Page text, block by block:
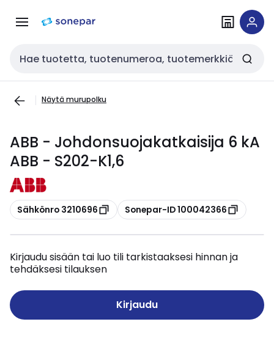
navigointiinsisältöön
Haku
Näytä murupolku
ABB - Johdonsuojakatkaisija 6 kA
ABB - S202-K1,6
Kopioi
Sähkönro 3210696 Kopioi
Sonepar-ID 100042366
Kirjaudu sisään tai luo tili tarkistaaksesi hinnan ja
tehdäksesi tilauksen
Kirjaudu